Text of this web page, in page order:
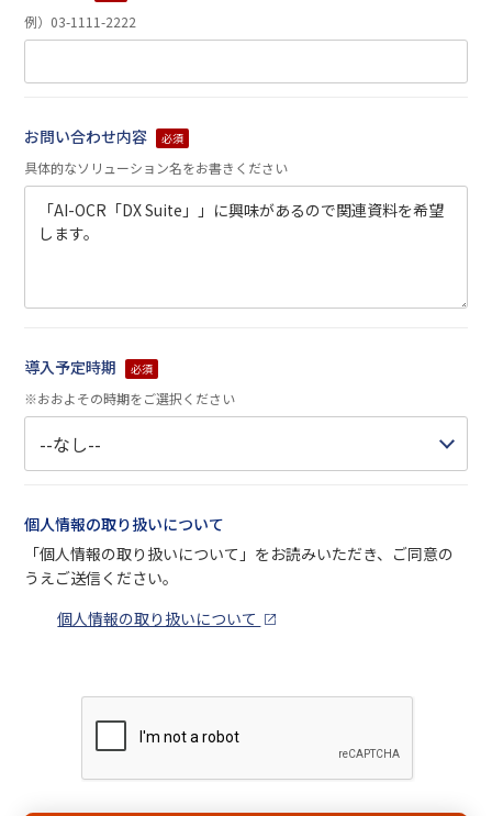
例）03-1111-2222
お問い合わせ内容 必須
具体的なソリューション名をお書きください
導入予定時期 必須
※おおよその時期をご選択ください
個人情報の取り扱いについて
「個人情報の取り扱いについて」をお読みいただき、ご同意の
うえご送信ください。
個人情報の取り扱いについて